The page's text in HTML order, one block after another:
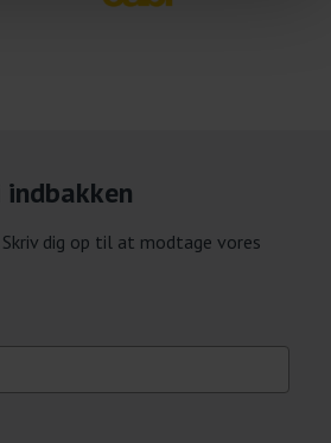
dig op til at modtage vores